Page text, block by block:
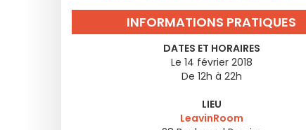
INFORMATIONS PRATIQUES
DATES ET HORAIRES
Le 14 février 2018
De 12h à 22h
LIEU
LeavinRoom